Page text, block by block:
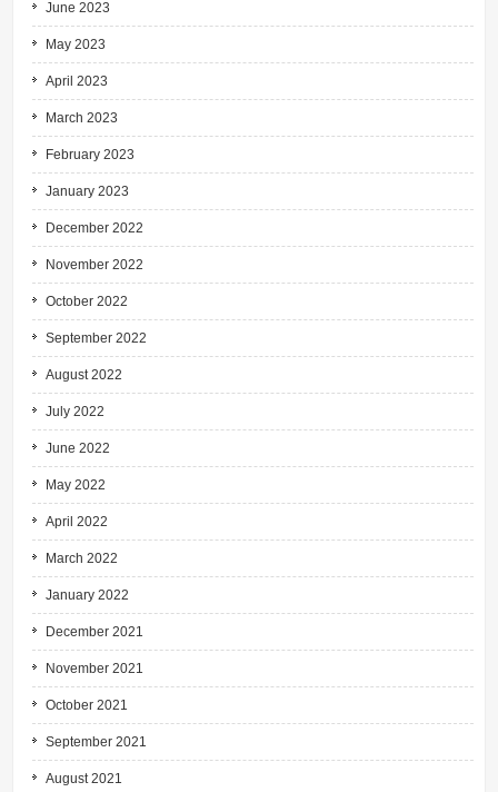
June 2023
May 2023
April 2023
March 2023
February 2023
January 2023
December 2022
November 2022
October 2022
September 2022
August 2022
July 2022
June 2022
May 2022
April 2022
March 2022
January 2022
December 2021
November 2021
October 2021
September 2021
August 2021